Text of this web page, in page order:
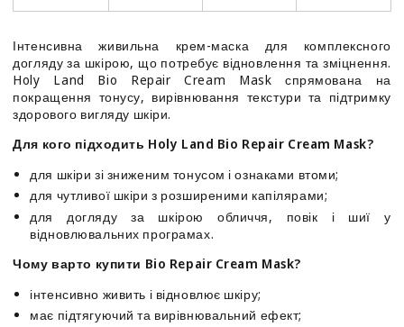
Cream
Mask
Cream
Mask
Інтенсивна живильна крем-маска для комплексного
догляду за шкірою, що потребує відновлення та зміцнення.
Holy Land Bio Repair Cream Mask спрямована на
покращення тонусу, вирівнювання текстури та підтримку
здорового вигляду шкіри.
Для кого підходить Holy Land Bio Repair Cream Mask?
для шкіри зі зниженим тонусом і ознаками втоми;
для чутливої шкіри з розширеними капілярами;
для догляду за шкірою обличчя, повік і шиї у
відновлювальних програмах.
Чому варто купити Bio Repair Cream Mask?
інтенсивно живить і відновлює шкіру;
має підтягуючий та вирівнювальний ефект;